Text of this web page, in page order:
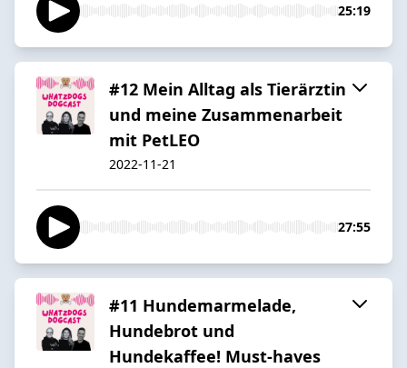
25:19
#12 Mein Alltag als Tierärztin
und meine Zusammenarbeit
mit PetLEO
2022-11-21
27:55
#11 Hundemarmelade,
Hundebrot und
Hundekaffee! Must-haves